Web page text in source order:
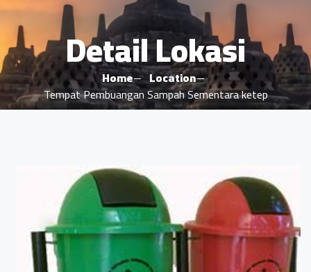
Detail Lokasi
Home
Location
Tempat Pembuangan Sampah Sementara ketep